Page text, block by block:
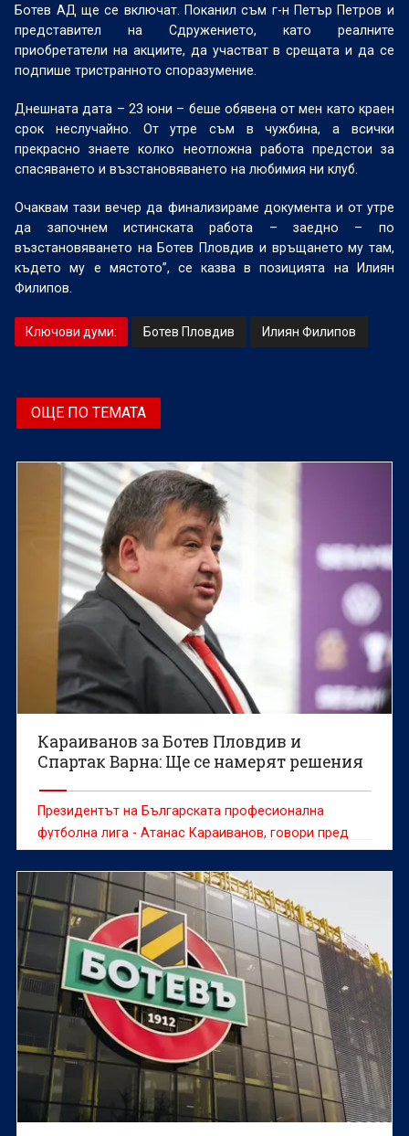
Ботев АД ще се включат. Поканил съм г-н Петър Петров и
представител на Сдружението, като реалните
приобретатели на акциите, да участват в срещата и да се
подпише тристранното споразумение.
Днешната дата – 23 юни – беше обявена от мен като краен
срок неслучайно. От утре съм в чужбина, а всички
прекрасно знаете колко неотложна работа предстои за
спасяването и възстановяването на любимия ни клуб.
Очаквам тази вечер да финализираме документа и от утре
да започнем истинската работа – заедно – по
възстановяването на Ботев Пловдив и връщането му там,
където му е мястото”, се казва в позицията на Илиян
Филипов.
Ключови думи: Ботев Пловдив Илиян Филипов
ОЩЕ ПО ТЕМАТА
Караиванов за Ботев Пловдив и
Спартак Варна: Ще се намерят решения
Президентът на Българската професионална
футболна лига - Атанас Караиванов, говори пред
Дарик за проблемите при Ботев Пловдив и Спартак
Варна